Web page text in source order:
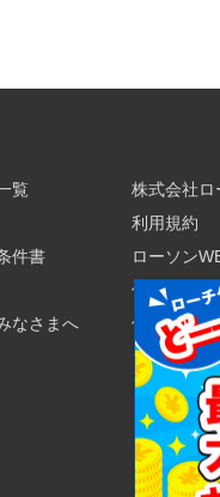
覧
件書
なさまへ
株式会社ロ
利用規約
ローソン
個人情報の
個人情報保